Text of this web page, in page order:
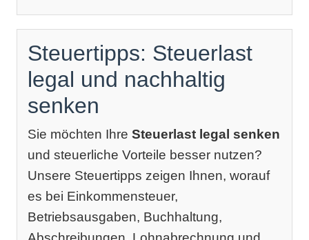
Steuertipps: Steuerlast
legal und nachhaltig
senken
Sie möchten Ihre Steuerlast legal senken
und steuerliche Vorteile besser nutzen?
Unsere Steuertipps zeigen Ihnen, worauf
es bei Einkommensteuer,
Betriebsausgaben, Buchhaltung,